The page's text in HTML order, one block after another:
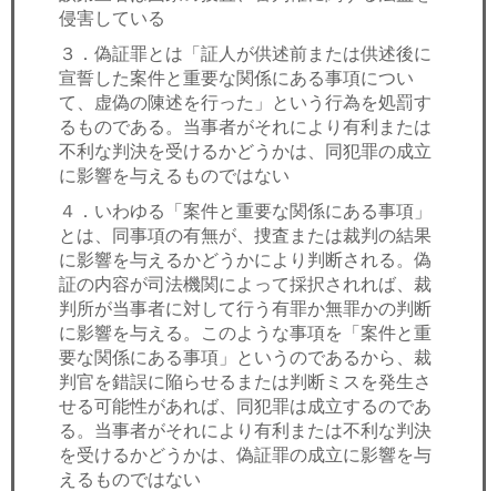
侵害している
３．偽証罪とは「証人が供述前または供述後に
宣誓した案件と重要な関係にある事項につい
て、虚偽の陳述を行った」という行為を処罰す
るものである。当事者がそれにより有利または
不利な判決を受けるかどうかは、同犯罪の成立
に影響を与えるものではない
４．いわゆる「案件と重要な関係にある事項」
とは、同事項の有無が、捜査または裁判の結果
に影響を与えるかどうかにより判断される。偽
証の内容が司法機関によって採択されれば、裁
判所が当事者に対して行う有罪か無罪かの判断
に影響を与える。このような事項を「案件と重
要な関係にある事項」というのであるから、裁
判官を錯誤に陥らせるまたは判断ミスを発生さ
せる可能性があれば、同犯罪は成立するのであ
る。当事者がそれにより有利または不利な判決
を受けるかどうかは、偽証罪の成立に影響を与
えるものではない